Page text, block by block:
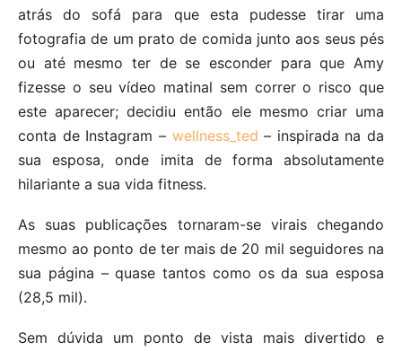
atrás do sofá para que esta pudesse tirar uma
fotografia de um prato de comida junto aos seus pés
ou até mesmo ter de se esconder para que Amy
fizesse o seu vídeo matinal sem correr o risco que
este aparecer; decidiu então ele mesmo criar uma
conta de Instagram – wellness_ted – inspirada na da
sua esposa, onde imita de forma absolutamente
hilariante a sua vida fitness.
As suas publicações tornaram-se virais chegando
mesmo ao ponto de ter mais de 20 mil seguidores na
sua página – quase tantos como os da sua esposa
(28,5 mil).
Sem dúvida um ponto de vista mais divertido e